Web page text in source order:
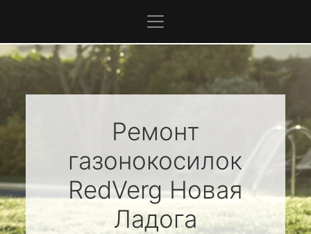
Ремонт
газонокосилок
RedVergНовая
Ладога